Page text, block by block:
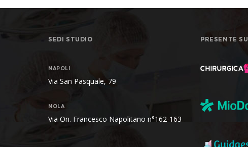
SEDI STUDIO
NAPOLI
Via San Pasquale, 79
NOLA
Via On. Francesco Napolitano n°162-163
PRESENTE SU